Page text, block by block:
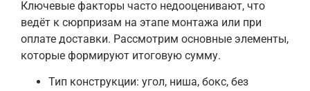
Ключевые факторы часто недооценивают, что
ведёт к сюрпризам на этапе монтажа или при
оплате доставки. Рассмотрим основные элементы,
которые формируют итоговую сумму.
Тип конструкции: угол, ниша, бокс, без